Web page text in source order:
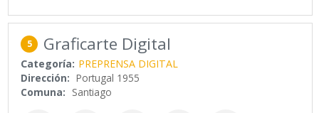
5 Graficarte Digital
Categoría: PREPRENSA DIGITAL
Dirección: Portugal 1955
Comuna: Santiago